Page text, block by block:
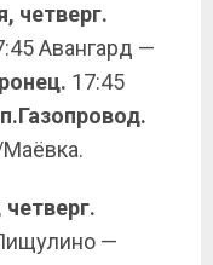
четверг.
Авангард —
17:45
—